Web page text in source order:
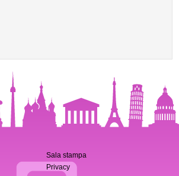
Sala stampa
Privacy